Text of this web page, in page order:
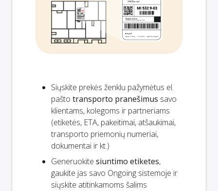
Siųskite prekės ženklu pažymėtus el.
pašto transporto pranešimus savo
klientams, kolegoms ir partneriams
(etiketės, ETA, pakeitimai, atšaukimai,
transporto priemonių numeriai,
dokumentai ir kt.)
Generuokite siuntimo etiketes,
gaukite jas savo Ongoing sistemoje ir
siųskite atitinkamoms šalims